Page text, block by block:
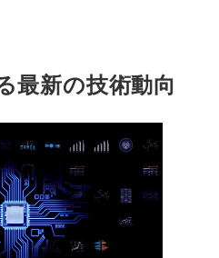
最新の技術動向